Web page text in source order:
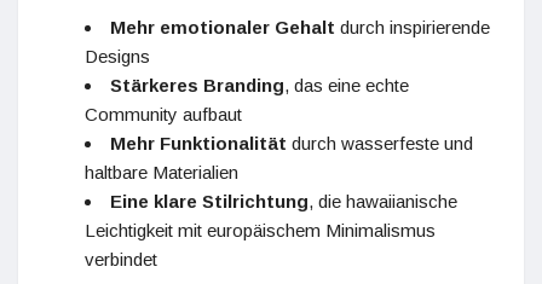
Mehr emotionaler Gehalt durch inspirierende
Designs
Stärkeres Branding, das eine echte
Community aufbaut
Mehr Funktionalität durch wasserfeste und
haltbare Materialien
Eine klare Stilrichtung, die hawaiianische
Leichtigkeit mit europäischem Minimalismus
verbindet